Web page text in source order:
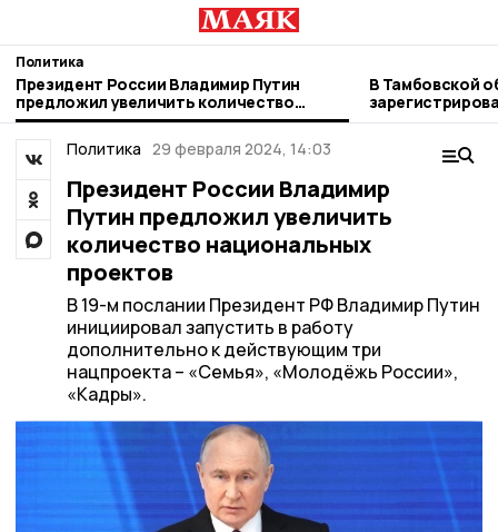
Политика
Президент России Владимир Путин
предложил увеличить количество
национальных проектов
В Тамбовской
депутаты
Политика 29 февраля 2024, 14:03
Президент России Владимир
Путин предложил увеличить
количество национальных
проектов
В 19-м послании Президент РФ Владимир Путин
инициировал запустить в работу
дополнительно к действующим три
нацпроекта – «Семья», «Молодёжь России»,
«Кадры».